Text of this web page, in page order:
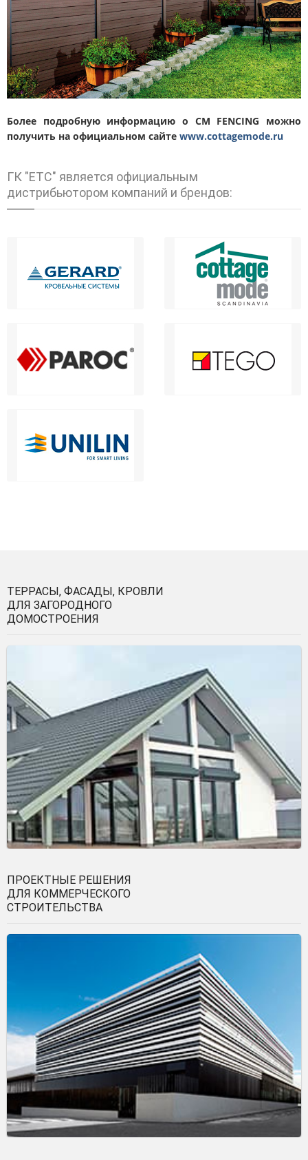
Более подробную информацию о CM FENCING можно
получить на официальном сайте www.cottagemode.ru
ГК "ЕТС" является официальным
дистрибьютором компаний и брендов:
ТЕРРАСЫ, ФАСАДЫ, КРОВЛИ
ДЛЯ ЗАГОРОДНОГО
ДОМОСТРОЕНИЯ
ПРОЕКТНЫЕ РЕШЕНИЯ
ДЛЯ КОММЕРЧЕСКОГО
СТРОИТЕЛЬСТВА